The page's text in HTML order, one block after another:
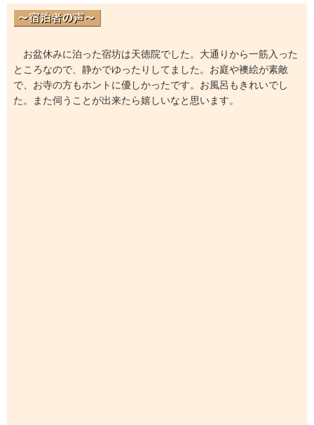
お盆休みに泊った宿坊は天徳院でした。大通りから一筋入った
ところなので、静かでゆったりしてました。お庭や襖絵が素敵
で、お寺の方もホントに優しかったです。お風呂もきれいでし
た。また伺うことが出来たら嬉しいなと思います。